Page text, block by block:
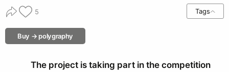
5 Tags
Buy → polygraphy
The project is taking part in the competition